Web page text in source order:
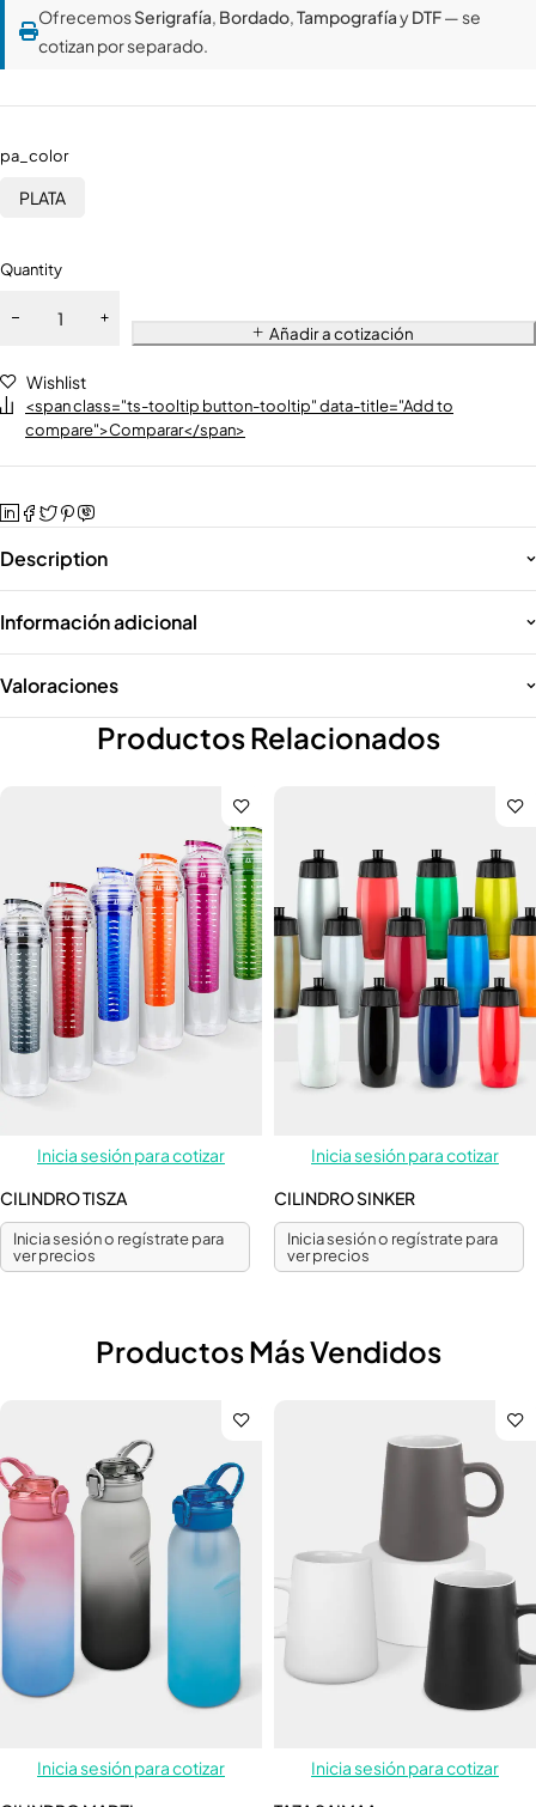
OfrecemosSerigrafía, Bordado,TampografíayDTF— se
cotizan por separado.
pa_color
PLATA
Quantity
Añadir a cotización
Wishlist
<span class="ts-tooltip button-tooltip" data-title="Add to
compare">Comparar</span>
Description
Información adicional
Valoraciones
Productos Relacionados
Inicia sesión para cotizar
CILINDRO TISZA
Inicia sesión o regístrate para
ver precios
Inicia sesión para cotizar
CILINDRO SINKER
Inicia sesión o regístrate para
ver precios
Productos Más Vendidos
Inicia sesión para cotizar
Inicia sesión para cotizar